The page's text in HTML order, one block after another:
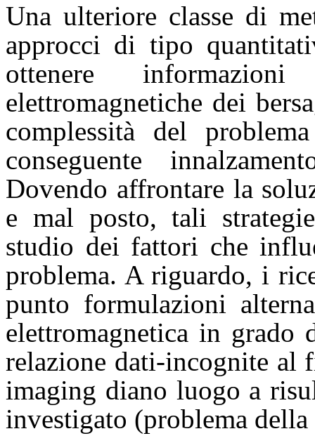
Una ulteriore classe di
approcci di tipo
ottenere
elettromagnetiche dei
complessità del
conseguente
Dovendo affrontare la
e mal posto, tali
studio dei fattori che
problema. A riguardo, i
punto formulazioni
elettromagnetica in grado
relazione dati-incognite al
imaging diano luogo a
investigato (problema